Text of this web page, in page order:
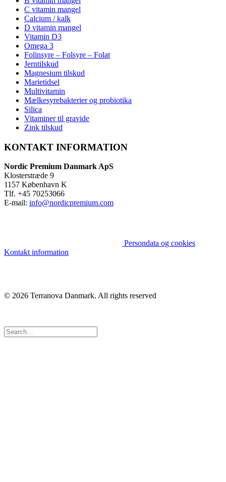
C vitamin mangel
Calcium / kalk
D vitamin mangel
Vitamin D3
Omega 3
Folinsyre – Folsyre – Folat
Jerntilskud
Magnesium tilskud
Marietidsel
Multivitamin
Mælkesyrebakterier og probiotika
Silica
Vitaminer til gravide
Zink tilskud
KONTAKT INFORMATION
Nordic Premium Danmark ApS
Klosterstræde 9
1157 København K
Tlf. +45 70253066
E-mail: info@nordicpremium.com
Persondata og cookies
Kontakt information
© 2026 Terranova Danmark. All rights reserved